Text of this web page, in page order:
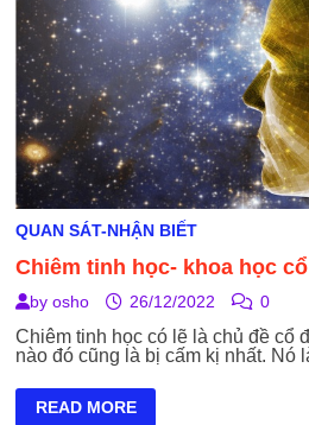
QUAN SÁT-NHẬN BIẾT
Chiêm tinh học- khoa học
by osho 26/12/2022 0
Chiêm tinh học có lẽ là chủ đề cổ
nào đó cũng là bị cấm kị nhất. Nó
CHIÊM
READ MORE